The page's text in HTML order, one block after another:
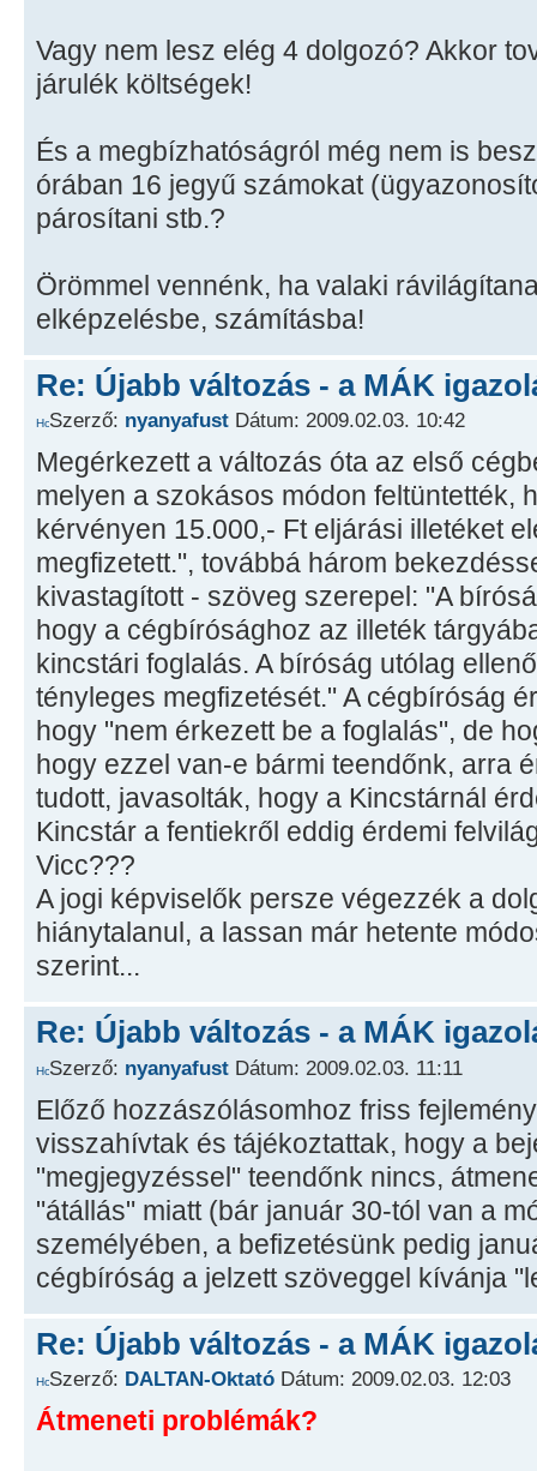
Vagy nem lesz elég 4 dolgozó? Akkor
járulék költségek!
És a megbízhatóságról még nem is
órában 16 jegyű számokat
párosítani stb.?
Örömmel vennénk, ha valaki
elképzelésbe, számításba!
Re: Újabb változás - a MÁK
Szerző: nyanyafust Dátum: 2009.02.03. 10:42
Megérkezett a változás óta az első
melyen a szokásos módon feltüntették,
kérvényen 15.000,- Ft eljárási illetéket
megfizetett.", továbbá három
kivastagított - szöveg szerepel: "A
hogy a cégbírósághoz az illeték
kincstári foglalás. A bíróság utólag
tényleges megfizetését." A cégbíróság
hogy "nem érkezett be a foglalás", de
hogy ezzel van-e bármi teendőnk, arra
tudott, javasolták, hogy a Kincstárnál
Kincstár a fentiekről eddig érdemi
Vicc???
A jogi képviselők persze végezzék a
hiánytalanul, a lassan már hetente
szerint...
Re: Újabb változás - a MÁK
Szerző: nyanyafust Dátum: 2009.02.03. 11:11
Előző hozzászólásomhoz friss
visszahívtak és tájékoztattak, hogy a
"megjegyzéssel" teendőnk nincs,
"átállás" miatt (bár január 30-tól van a
személyében, a befizetésünk pedig
cégbíróság a jelzett szöveggel kívánja
Re: Újabb változás - a MÁK
Szerző: DALTAN-Oktató Dátum: 2009.02.03. 12:03
Átmeneti problémák?